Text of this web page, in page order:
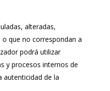
alteradas,
que no correspondan a
podrá utilizar
y procesos internos de
autenticidad de la